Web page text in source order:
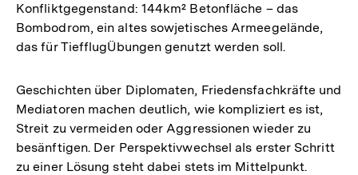
Konfliktgegenstand: 144km² Betonfläche – das
Bombodrom, ein altes sowjetisches Armeegelände,
das für TiefflugÜbungen genutzt werden soll.
Geschichten über Diplomaten, Friedensfachkräfte und
Mediatoren machen deutlich, wie kompliziert es ist,
Streit zu vermeiden oder Aggressionen wieder zu
besänftigen. Der Perspektivwechsel als erster Schritt
zu einer Lösung steht dabei stets im Mittelpunkt.